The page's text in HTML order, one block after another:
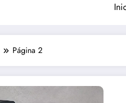
Página 2